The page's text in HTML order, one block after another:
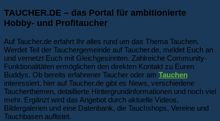
TAUCHER.DE – das Portal für ambitionierte
Hobby- und Profitaucher
Auf Taucher.de erfahrt Ihr alles rund um das Thema Tauchen.
Werdet Teil der Tauchergemeinde auf Taucher.de, meldet Euch an
und vernetzt Euch mit Gleichgesinnten. Zahlreiche Community-
Funktionalitäten ermöglichen den direkten Kontakt zu Euren
Buddys. Ob bereits erfahrener Taucher oder am Tauchen
interessiert, hier auf Taucher.de gibt es News, verschiedene
Taucherthemen, detaillierte Hintergrundinformationen und noch viel
mehr. Ergänzt wird das Angebot durch aktuelle Videos,
Bildergalerien und eine Datenbank, die Tauchshops, Vereine und
Tauchbasen auflistet.